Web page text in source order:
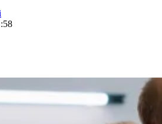
League e mais. Placar em tempo
esportivas.